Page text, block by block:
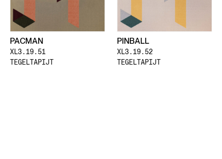
PACMAN
XL3.19.51
TEGELTAPIJT
PINBALL
XL3.19.52
TEGELTAPIJT